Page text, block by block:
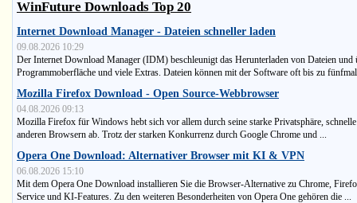
WinFuture Downloads Top 20
Internet Download Manager - Dateien schneller laden
09.08.2026 10:29
Der Internet Download Manager (IDM) beschleunigt das Herunterladen von Dateien und
Programmoberfläche und viele Extras. Dateien können mit der Software oft bis zu
Mozilla Firefox Download - Open Source-Webbrowser
04.08.2026 09:13
Mozilla Firefox für Windows hebt sich vor allem durch seine starke Privatsphäre,
anderen Browsern ab. Trotz der starken Konkurrenz durch Google Chrome und ...
Opera One Download: Alternativer Browser mit KI & VPN
06.08.2026 15:10
Mit dem Opera One Download installieren Sie die Browser-Alternative zu Chrome,
Service und KI-Features. Zu den weiteren Besonderheiten von Opera One gehören die ...